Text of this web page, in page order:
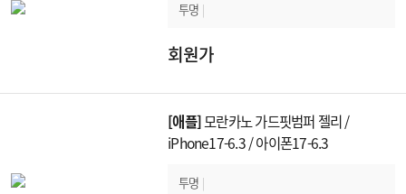
투명 |
회원가
[애플]모란카노 가드핏범퍼 젤리 /
iPhone17-6.3 / 아이폰17-6.3
투명 |